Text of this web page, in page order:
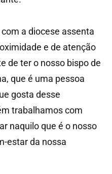
a diocese assenta
e de atenção
de ter o nosso bispo de
que é uma pessoa
gosta desse
trabalhamos com
naquilo que é o nosso
estar da nossa